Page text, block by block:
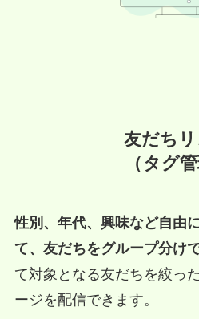
友だちリ
（タグ管
性別、年代、興味など自由
て、友だちをグループ分け
て対象となる友だちを絞っ
ージを配信できます。